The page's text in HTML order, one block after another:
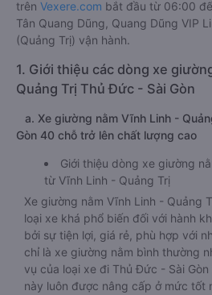
trên Vexere.com bắt đầu từ 06:00
Tân Quang Dũng, Quang Dũng VIP
(Quảng Trị) vận hành.
1. Giới thiệu các dòng xe
Quảng Trị Thủ Đức - Sài Gòn
a. Xe giường nằm Vĩnh Linh -
Gòn 40 chỗ trở lên chất lượng cao
Giới thiệu dòng xe giường
từ Vĩnh Linh - Quảng Trị
Xe giường nằm Vĩnh Linh - Quảng
loại xe khá phổ biến đối với hành
bởi sự tiện lợi, giá rẻ, phù hợp với
chỉ là xe giường nằm bình thường
vụ của loại xe đi Thủ Đức - Sài
này luôn được nâng cấp ở mức tốt